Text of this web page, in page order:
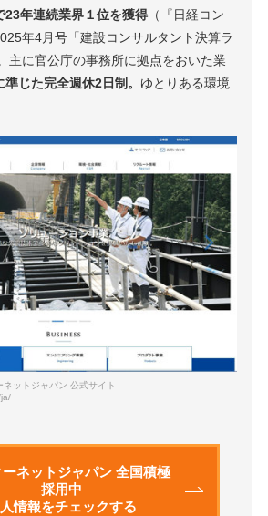
23年連続業界１位を獲得 （『日経コン
年4月号「建設コンサルタント決算ラ
主に官公庁の事務所に拠点をおいた業
準じた完全週休2日制。 ゆとりある環境
ットジャパン 公式サイト
ネットジャパン 全国積極
採用中
情報をチェックする